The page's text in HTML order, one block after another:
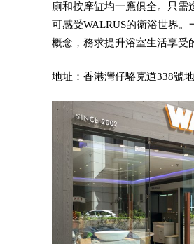
廁和按摩缸均一應俱全。只需
可感受WALRUS的衛浴世界。
概念，務求提升浴室生活享受
地址：香港灣仔駱克道338號